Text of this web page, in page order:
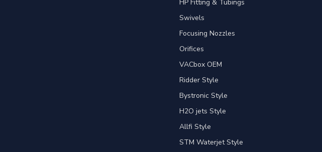
HP Fitting & Tubings
Swivels
Focusing Nozzles
Orifices
VACbox OEM
Ridder Style
Bystronic Style
H2O jets Style
Allfi Style
STM Waterjet Style